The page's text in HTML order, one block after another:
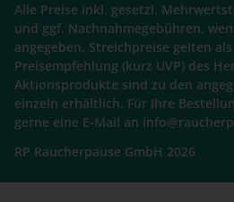
Alle Preise inkl. gesetzl.
und ggf. Nachnahmegebühren,
angegeben. Streichpreise gelten
Preisempfehlung (kurz UVP) des
Aktionsprodukte sind zu den
einzeln erhältlich. Für Ihre
gerne eine E-Mail an
RP Raucherpause GmbH 2026